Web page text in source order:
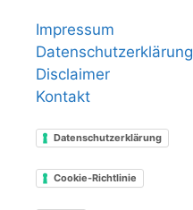
Impressum
Datenschutzerklärung
Disclaimer
Kontakt
Datenschutzerklärung
Cookie-Richtlinie